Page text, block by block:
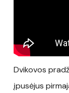
Dvikovos
įpusėjus